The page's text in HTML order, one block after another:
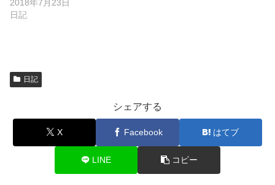
2018年7月23日
日記
日記
シェアする
X Facebook はてブ
LINE コピー